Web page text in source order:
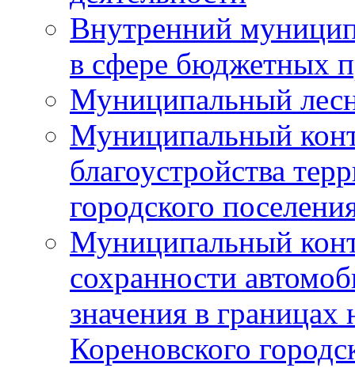
Внутренний
в сфере бюджетных
Муниципальный
Муниципальный
благоустройства
городского
Муниципальный
сохранности
значения в
Кореновского